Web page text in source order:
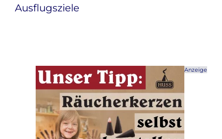
Ausflugsziele
Anzeige